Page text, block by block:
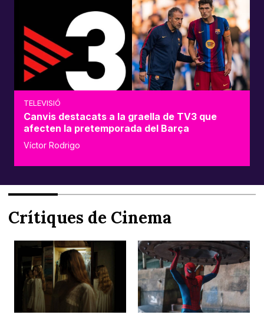
TELEVISIÓ
Canvis destacats a la graella de TV3 que
afecten la pretemporada del Barça
Víctor Rodrigo
Crítiques de Cinema